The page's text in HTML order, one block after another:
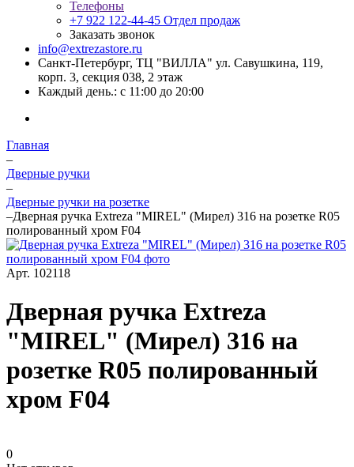
Телефоны
+7 922 122-44-45 Отдел продаж
Заказать звонок
info@extrezastore.ru
Санкт-Петербург, ТЦ "ВИЛЛА" ул. Савушкина, 119,
корп. 3, секция 038, 2 этаж
Каждый день.: с 11:00 до 20:00
Главная
–
Дверные ручки
–
Дверные ручки на розетке
–Дверная ручка Extreza "MIREL" (Мирел) 316 на розетке R05
полированный хром F04
Арт. 102118
Дверная ручка Extreza
"MIREL" (Мирел) 316 на
розетке R05 полированный
хром F04
0